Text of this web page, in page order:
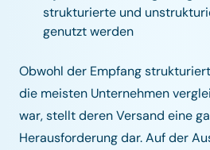
strukturierte und
genutzt werden
Obwohl der Empfang
die meisten Unternehmen
war, stellt deren Versand eine
Herausforderung dar. Auf der